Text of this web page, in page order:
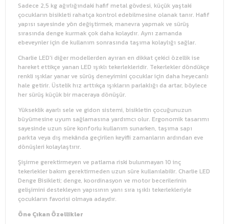
Sadece 2,5 kg ağırlığındaki hafif metal gövdesi, küçük yaştaki
çocukların bisikleti rahatça kontrol edebilmesine olanak tanır. Hafif
yapısı sayesinde yön değiştirmek, manevra yapmak ve sürüş
sırasında denge kurmak çok daha kolaydır. Aynı zamanda
ebeveynler için de kullanım sonrasında taşıma kolaylığı sağlar.
Charlie LED'i diğer modellerden ayıran en dikkat çekici özellik ise
hareket ettikçe yanan LED ışıklı tekerlekleridir. Tekerlekler döndükçe
renkli ışıklar yanar ve sürüş deneyimini çocuklar için daha heyecanlı
hale getirir. Üstelik hız arttıkça ışıkların parlaklığı da artar, böylece
her sürüş küçük bir maceraya dönüşür.
Yükseklik ayarlı sele ve gidon sistemi, bisikletin çocuğunuzun
büyümesine uyum sağlamasına yardımcı olur. Ergonomik tasarımı
sayesinde uzun süre konforlu kullanım sunarken, taşıma sapı
parkta veya dış mekânda geçirilen keyifli zamanların ardından eve
dönüşleri kolaylaştırır.
Şişirme gerektirmeyen ve patlama riski bulunmayan 10 inç
tekerlekler bakım gerektirmeden uzun süre kullanılabilir. Charlie LED
Denge Bisikleti; denge, koordinasyon ve motor becerilerinin
gelişimini destekleyen yapısının yanı sıra ışıklı tekerlekleriyle
çocukların favorisi olmaya adaydır.
Öne Çıkan Özellikler